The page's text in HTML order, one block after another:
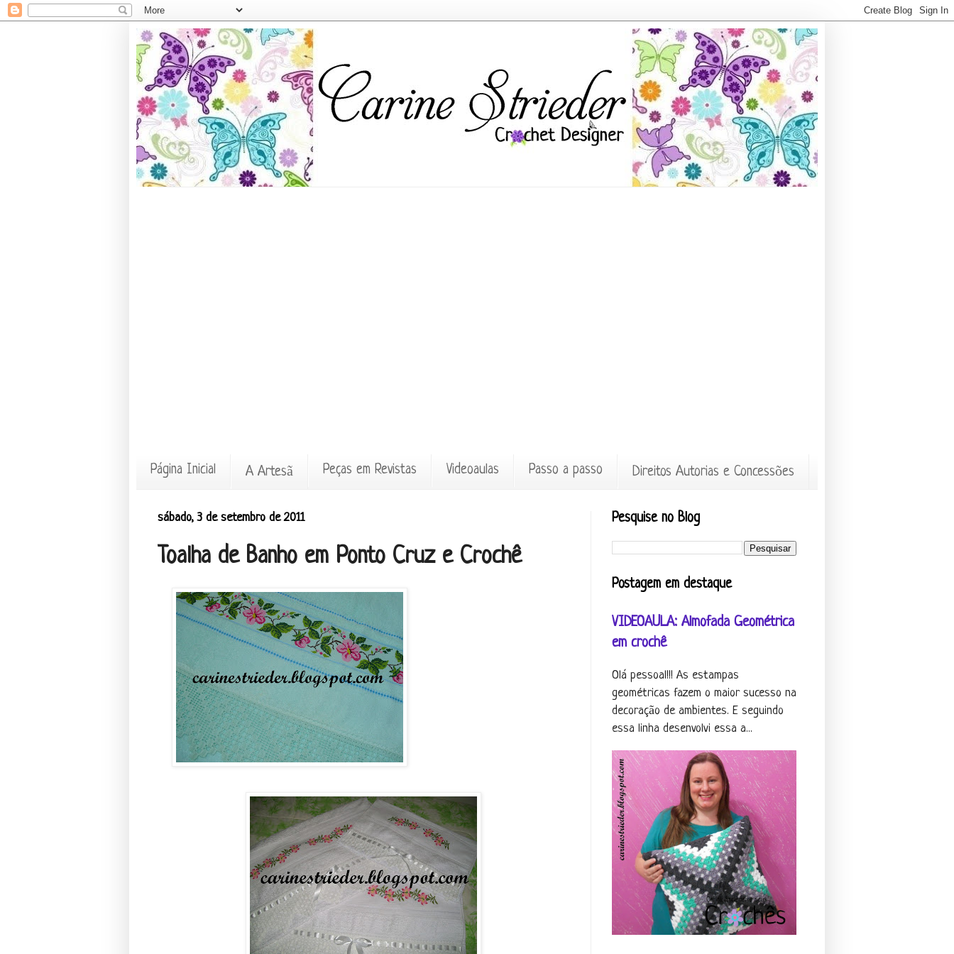
Página Inicial A Artesã Peças em Revistas Videoaulas Passo a passo Direitos Autorias e Concessões
sábado, 3 de setembro de 2011
Toalha de Banho em Ponto Cruz e Crochê
Pesquise no Blog
Postagem em destaque
VIDEOAULA: Almofada Geométrica
em crochê
Olá pessoal!!! As estampas
geométricas fazem o maior sucesso na
decoração de ambientes. E seguindo
essa linha desenvolvi essa a...